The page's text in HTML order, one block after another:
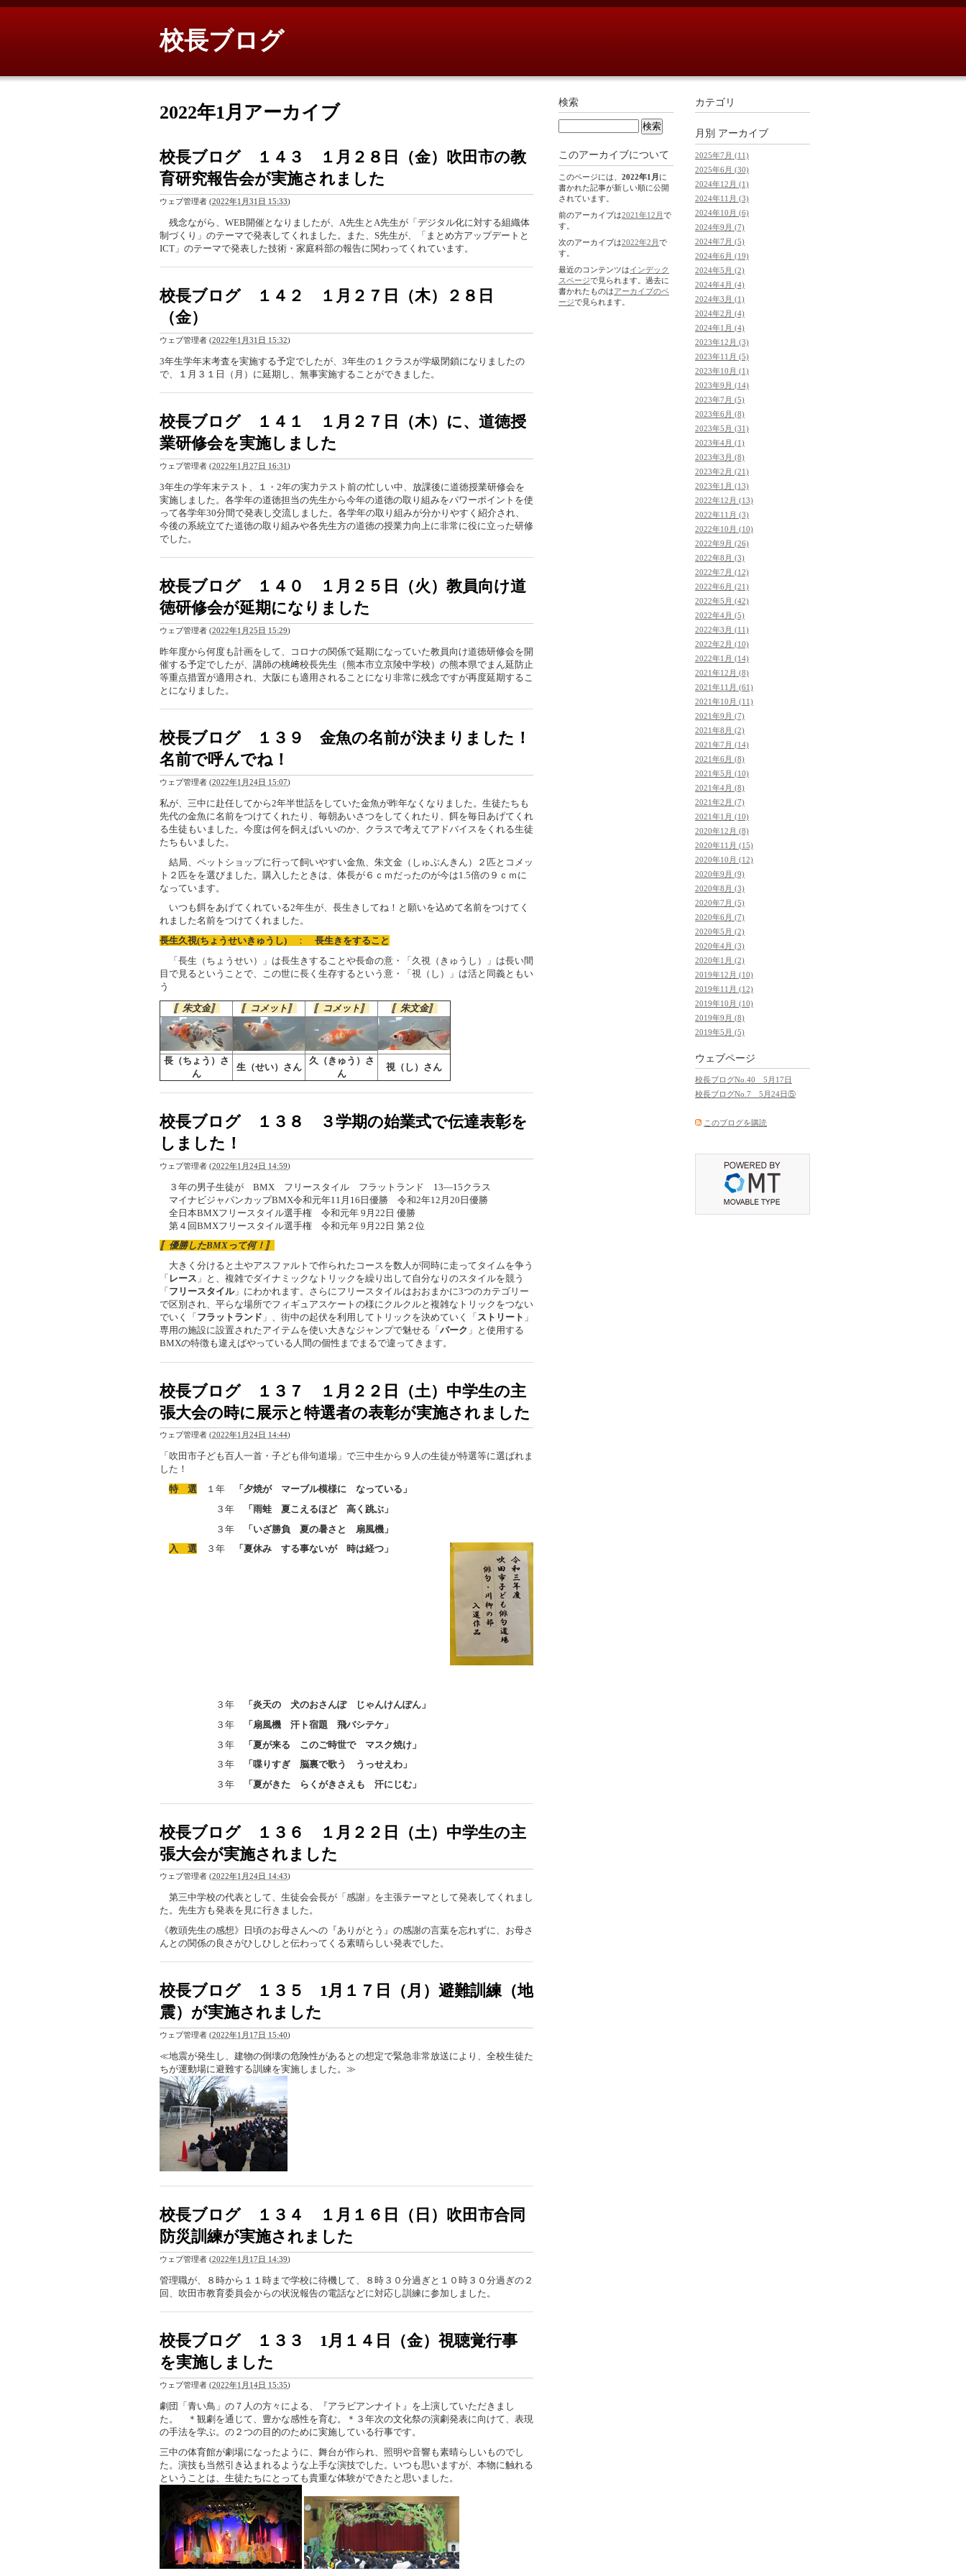
校長ブログ
2022年1月アーカイブ
校長ブログ １４３ １月２８日（金）吹田市の教
育研究報告会が実施されました
ウェブ管理者 (2022年1月31日 15:33)
残念ながら、WEB開催となりましたが、A先生とA先生が「デジタル化に対する組織体
制づくり」のテーマで発表してくれました。また、S先生が、「まとめ方アップデートと
ICT」のテーマで発表した技術・家庭科部の報告に関わってくれています。
校長ブログ １４２ １月２７日（木）２８日
（金）
ウェブ管理者 (2022年1月31日 15:32)
3年生学年末考査を実施する予定でしたが、3年生の１クラスが学級閉鎖になりましたの
で、１月３１日（月）に延期し、無事実施することができました。
校長ブログ １４１ １月２７日（木）に、道徳授
業研修会を実施しました
ウェブ管理者 (2022年1月27日 16:31)
3年生の学年末テスト、１・2年の実力テスト前の忙しい中、放課後に道徳授業研修会を
実施しました。各学年の道徳担当の先生から今年の道徳の取り組みをパワーポイントを使
って各学年30分間で発表し交流しました。各学年の取り組みが分かりやすく紹介され、
今後の系統立てた道徳の取り組みや各先生方の道徳の授業力向上に非常に役に立った研修
でした。
校長ブログ １４０ １月２５日（火）教員向け道
徳研修会が延期になりました
ウェブ管理者 (2022年1月25日 15:29)
昨年度から何度も計画をして、コロナの関係で延期になっていた教員向け道徳研修会を開
催する予定でしたが、講師の桃﨑校長先生（熊本市立京陵中学校）の熊本県でまん延防止
等重点措置が適用され、大阪にも適用されることになり非常に残念ですが再度延期するこ
とになりました。
校長ブログ １３９ 金魚の名前が決まりました！
名前で呼んでね！
ウェブ管理者 (2022年1月24日 15:07)
私が、三中に赴任してから2年半世話をしていた金魚が昨年なくなりました。生徒たちも
先代の金魚に名前をつけてくれたり、毎朝あいさつをしてくれたり、餌を毎日あげてくれ
る生徒もいました。今度は何を飼えばいいのか、クラスで考えてアドバイスをくれる生徒
たちもいました。
結局、ペットショップに行って飼いやすい金魚、朱文金（しゅぶんきん）２匹とコメッ
ト２匹をを選びました。購入したときは、体長が６ｃｍだったのが今は1.5倍の９ｃｍに
なっています。
いつも餌をあげてくれている2年生が、長生きしてね！と願いを込めて名前をつけてく
れました名前をつけてくれました。
長生久視(ちょうせいきゅうし)
： 長生きをすること
「長生（ちょうせい）」は長生きすることや長命の意・「久視（きゅうし）」は長い間
目で見るということで、この世に長く生存するという意・「視（し）」は活と同義ともい
う
〚 朱文金〛 〚コメット〛 〚コメット〛 〚 朱文金〛
長（ちょう）さ
ん
生（せい）さん
久（きゅう）さ
ん
視（し）さん
校長ブログ １３８ ３学期の始業式で伝達表彰を
しました！
ウェブ管理者 (2022年1月24日 14:59)
３年の男子生徒が BMX フリースタイル フラットランド 13―15クラス
マイナビジャパンカップBMX令和元年11月16日優勝 令和2年12月20日優勝
全日本BMXフリースタイル選手権 令和元年 9月22日 優勝
第４回BMXフリースタイル選手権 令和元年 9月22日 第２位
〚優勝したBMXって何！〛
大きく分けると土やアスファルトで作られたコースを数人が同時に走ってタイムを争う
「 レース 」と、複雑でダイナミックなトリックを繰り出して自分なりのスタイルを競う
「 フリースタイル」にわかれます。さらにフリースタイルはおおまかに3つのカテゴリー
で区別され、平らな場所でフィギュアスケートの様にクルクルと複雑なトリックをつない
でいく「 フラットランド 」、街中の起伏を利用してトリックを決めていく「 ストリート 」
専用の施設に設置されたアイテムを使い大きなジャンプで魅せる「 パーク 」と使用する
BMXの特徴も違えばやっている人間の個性までまるで違ってきます。
校長ブログ １３７ １月２２日（土）中学生の主
張大会の時に展示と特選者の表彰が実施されました
ウェブ管理者 (2022年1月24日 14:44)
「吹田市子ども百人一首・子ども俳句道場」で三中生から９人の生徒が特選等に選ばれま
した！
特 選 １年
「夕焼が マーブル模様に なっている」
３年
「雨蛙 夏こえるほど 高く跳ぶ」
３年
「いざ勝負 夏の暑さと 扇風機」
入 選 ３年 「夏休み する事ないが 時は経つ」
３年
「炎天の 犬のおさんぽ じゃんけんぽん」
３年
「扇風機 汗ト宿題 飛バシテケ」
３年
「夏が来る このご時世で マスク焼け」
３年
「喋りすぎ 脳裏で歌う うっせえわ」
３年
「夏がきた らくがきさえも 汗にじむ」
校長ブログ １３６ １月２２日（土）中学生の主
張大会が実施されました
ウェブ管理者 (2022年1月24日 14:43)
第三中学校の代表として、生徒会会長が「感謝」を主張テーマとして発表してくれまし
た。先生方も発表を見に行きました。
《教頭先生の感想》日頃のお母さんへの『ありがとう』の感謝の言葉を忘れずに、お母さ
んとの関係の良さがひしひしと伝わってくる素晴らしい発表でした。
校長ブログ １３５ 1月１７日（月）避難訓練（地
震）が実施されました
ウェブ管理者 (2022年1月17日 15:40)
≪地震が発生し、建物の倒壊の危険性があるとの想定で緊急非常放送により、全校生徒た
ちが運動場に避難する訓練を実施しました。≫
校長ブログ １３４ １月１６日（日）吹田市合同
防災訓練が実施されました
ウェブ管理者 (2022年1月17日 14:39)
管理職が、８時から１１時まで学校に待機して、８時３０分過ぎと１０時３０分過ぎの２
回、吹田市教育委員会からの状況報告の電話などに対応し訓練に参加しました。
校長ブログ １３３ 1月１４日（金）視聴覚行事
を実施しました
ウェブ管理者 (2022年1月14日 15:35)
劇団「青い鳥」の７人の方々による、『アラビアンナイト』を上演していただきまし
た。 ＊観劇を通じて、豊かな感性を育む。＊３年次の文化祭の演劇発表に向けて、表現
の手法を学ぶ。の２つの目的のために実施している行事です。
三中の体育館が劇場になったように、舞台が作られ、照明や音響も素晴らしいものでし
た。演技も当然引き込まれるような上手な演技でした。いつも思いますが、本物に触れる
ということは、生徒たちにとっても貴重な体験ができたと思いました。
カテゴリ
月別 アーカイブ
2025年7月 (11)
2025年6月 (30)
2024年12月 (1)
2024年11月 (3)
2024年10月 (6)
2024年9月 (7)
2024年7月 (5)
2024年6月 (19)
2024年5月 (2)
2024年4月 (4)
2024年3月 (1)
2024年2月 (4)
2024年1月 (4)
2023年12月 (3)
2023年11月 (5)
2023年10月 (1)
2023年9月 (14)
2023年7月 (5)
2023年6月 (8)
2023年5月 (31)
2023年4月 (1)
2023年3月 (8)
2023年2月 (21)
2023年1月 (13)
2022年12月 (13)
2022年11月 (3)
2022年10月 (10)
2022年9月 (26)
2022年8月 (3)
2022年7月 (12)
2022年6月 (21)
2022年5月 (42)
2022年4月 (5)
2022年3月 (11)
2022年2月 (10)
2022年1月 (14)
2021年12月 (8)
2021年11月 (61)
2021年10月 (11)
2021年9月 (7)
2021年8月 (2)
2021年7月 (14)
2021年6月 (8)
2021年5月 (10)
2021年4月 (8)
2021年2月 (7)
2021年1月 (10)
2020年12月 (8)
2020年11月 (15)
2020年10月 (12)
2020年9月 (9)
2020年8月 (3)
2020年7月 (5)
2020年6月 (7)
2020年5月 (2)
2020年4月 (3)
2020年1月 (2)
2019年12月 (10)
2019年11月 (12)
2019年10月 (10)
2019年9月 (8)
2019年5月 (5)
ウェブページ
校長ブログNo.40 5月17日
校長ブログNo.7 5月24日⑤
このブログを購読
検索
このアーカイブについて
このページには、 2022年1月 に
書かれた記事が新しい順に公開
されています。
前のアーカイブは2021年12月で
す。
次のアーカイブは2022年2月で
す。
最近のコンテンツはインデック
スページで見られます。過去に
書かれたものはアーカイブのペ
ージで見られます。